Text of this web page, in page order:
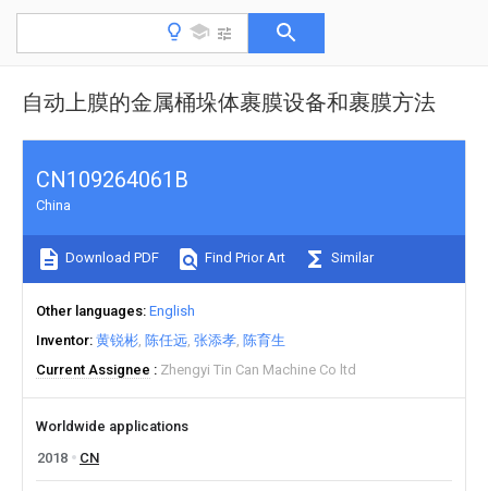
自动上膜的金属桶垛体裹膜设备和裹膜方法
CN109264061B
China
Download PDF Find Prior Art Similar
Other languages English
Inventor 黄锐彬 陈任远 张添孝 陈育生
Current Assignee
Zhengyi Tin Can Machine Co ltd
Worldwide applications
2018
CN